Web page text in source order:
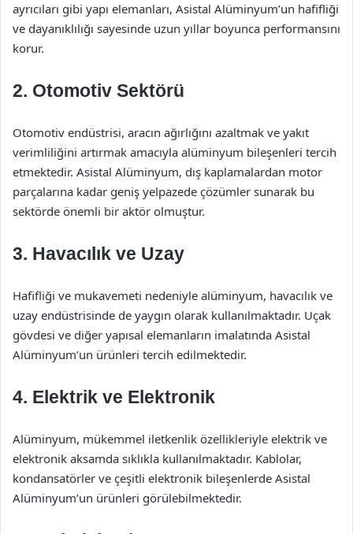
ayrıcıları gibi yapı elemanları, Asistal Alüminyum’un hafifliği
ve dayanıklılığı sayesinde uzun yıllar boyunca performansını
korur.
2. Otomotiv Sektörü
Otomotiv endüstrisi, aracın ağırlığını azaltmak ve yakıt
verimliliğini artırmak amacıyla alüminyum bileşenleri tercih
etmektedir. Asistal Alüminyum, dış kaplamalardan motor
parçalarına kadar geniş yelpazede çözümler sunarak bu
sektörde önemli bir aktör olmuştur.
3. Havacılık ve Uzay
Hafifliği ve mukavemeti nedeniyle alüminyum, havacılık ve
uzay endüstrisinde de yaygın olarak kullanılmaktadır. Uçak
gövdesi ve diğer yapısal elemanların imalatında Asistal
Alüminyum’un ürünleri tercih edilmektedir.
4. Elektrik ve Elektronik
Alüminyum, mükemmel iletkenlik özellikleriyle elektrik ve
elektronik aksamda sıklıkla kullanılmaktadır. Kablolar,
kondansatörler ve çeşitli elektronik bileşenlerde Asistal
Alüminyum’un ürünleri görülebilmektedir.